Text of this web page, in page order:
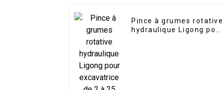
Pince à grumes
hydraulique Ligong